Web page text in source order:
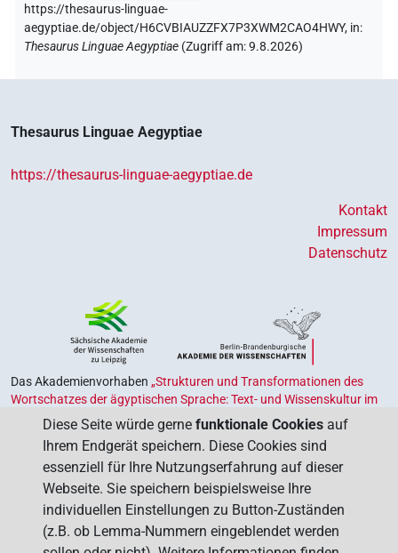
https://thesaurus-linguae-
aegyptiae.de/object/H6CVBIAUZZFX7P3XWM2CAO4HWY, in:
Thesaurus Linguae Aegyptiae (Zugriff am:9.8.2026)
Thesaurus Linguae Aegyptiae
https://thesaurus-linguae-aegyptiae.de
Kontakt
Impressum
Datenschutz
Das Akademienvorhaben „Strukturen und Transformationen des
Wortschatzes der ägyptischen Sprache: Text- und Wissenskultur im
Alten Ägypten‟
ist Teil des von Bund und Ländern geförderten
Akademienprogramms , das der Erhaltung, Sicherung und
Vergegenwärtigung unseres kulturellen Erbes dient. Koordiniert wird
das Programm von derUnion der Deutschen Akademien der
Wissenschaften.
Diese Seite würde gerne funktionale Cookies auf
Ihrem Endgerät speichern. Diese Cookies sind
essenziell für Ihre Nutzungserfahrung auf dieser
Webseite. Sie speichern beispielsweise Ihre
individuellen Einstellungen zu Button-Zuständen
(z.B. ob Lemma-Nummern eingeblendet werden